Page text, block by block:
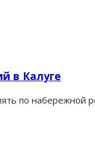
в Калуге
по